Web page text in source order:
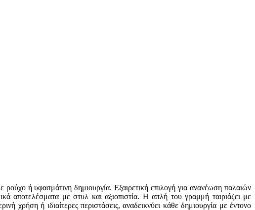
ή υφασμάτινη δημιουργία. Εξαιρετική επιλογή για ανανέωση παλαιών
αποτελέσματα με στυλ και αξιοπιστία. Η απλή του γραμμή ταιριάζει με
χρήση ή ιδιαίτερες περιστάσεις, αναδεικνύει κάθε δημιουργία με έντονο